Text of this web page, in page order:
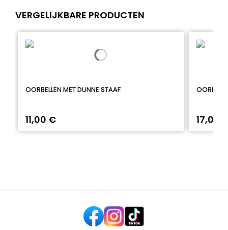
VERGELIJKBARE PRODUCTEN
OORBELLEN MET DUNNE STAAF
11,00 € 17,00